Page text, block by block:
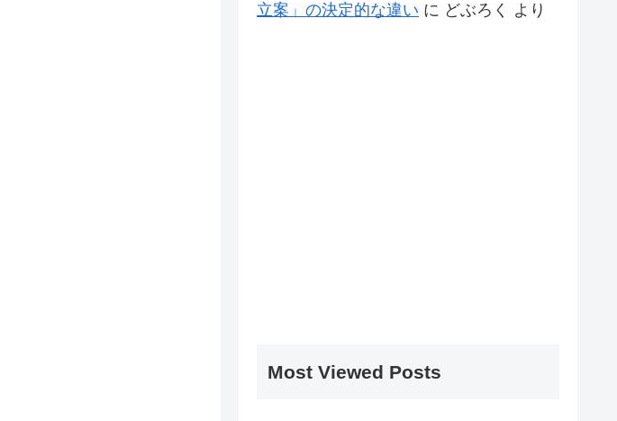
立案」の決定的な違い に どぶろく より
Most Viewed Posts